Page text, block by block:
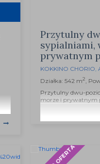
Przytulny
sypialniami,
prywatnym
KOKKINO CHORIO,
Działka: 542 m2,
Przytulny dwu-
morze i prywatnym